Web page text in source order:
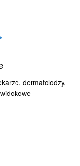
dermatolodzy,